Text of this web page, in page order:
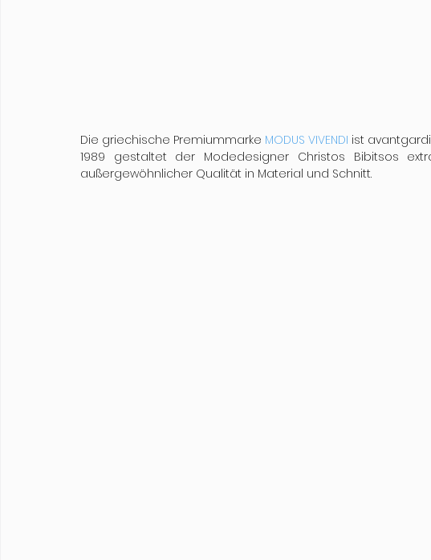
Die griechische Premiummarke MODUS VIVENDI ist
1989 gestaltet der Modedesigner Christos Bibitsos
außergewöhnlicher Qualität in Material und Schnitt.